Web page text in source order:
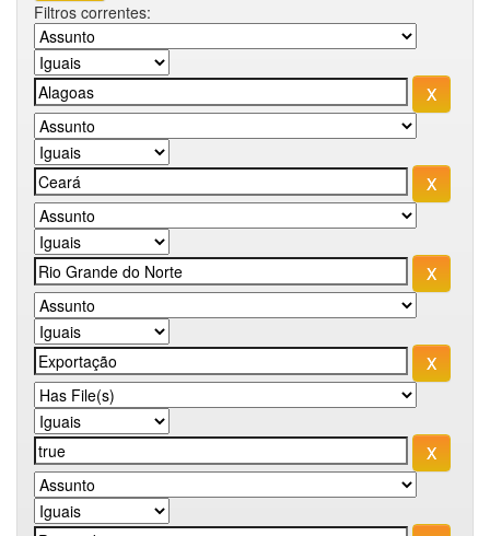
Filtros correntes: